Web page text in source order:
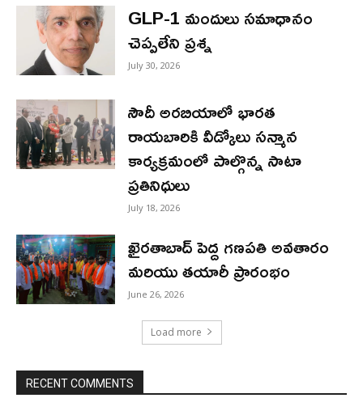
GLP-1 మందులు సమాధానం
చెప్పలేని ప్రశ్న
July 30, 2026
సౌదీ అరబియాలో భారత
రాయబారికి వీడ్కోలు సన్మాన
కార్యక్రమంలో పాల్గొన్న సాటా
ప్రతినిధులు
July 18, 2026
ఖైరతాబాద్ పెద్ద గణపతి అవతారం
మరియు తయారీ ప్రారంభం
June 26, 2026
Load more
RECENT COMMENTS